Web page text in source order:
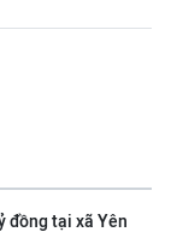
đồng tại xã Yên